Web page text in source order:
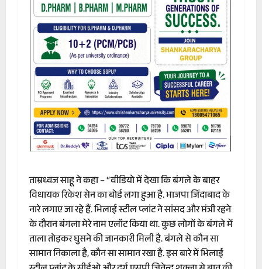
ताम्रध्वज साहू ने कहा – “वीडियो में देखा कि बंगले के बाहर
विधायक रिकेश सेन का बोर्ड लगा हुआ है. भाजपा जिंदाबाद के
नारे लगाए जा रहे हैं. भिलाई स्टील प्लांट ने सांसद और मंत्री रहने
के दौरान बंगला मेरे नाम एलॉट किया था. कुछ लोगों के बंगले में
ताला तोड़कर घुसने की जानकारी मिली है. बंगले से कौन सा
सामान निकाला है, कौन सा सामान रखा है. इस बारे में भिलाई